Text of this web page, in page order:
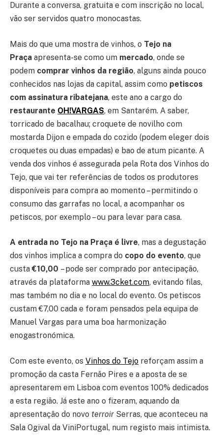
Durante a conversa, gratuita e com inscrição no local,
vão ser servidos quatro monocastas.
Mais do que uma mostra de vinhos, o Tejo na
Praça apresenta-se como um mercado, onde se
podem comprar vinhos da região, alguns ainda pouco
conhecidos nas lojas da capital, assim como petiscos
com assinatura ribatejana, este ano a cargo do
restaurante OH!VARGAS, em Santarém. A saber,
torricado de bacalhau; croquete de novilho com
mostarda Dijon e empada do cozido (podem eleger dois
croquetes ou duas empadas) e bao de atum picante. A
venda dos vinhos é assegurada pela Rota dos Vinhos do
Tejo, que vai ter referências de todos os produtores
disponíveis para compra ao momento – permitindo o
consumo das garrafas no local, a acompanhar os
petiscos, por exemplo – ou para levar para casa.
A entrada no Tejo na Praça é livre, mas a degustação
dos vinhos implica a compra do copo do evento, que
custa€10,00 – pode ser comprado por antecipação,
através da plataforma www.3cket.com, evitando filas,
mas também no dia e no local do evento. Os petiscos
custam €7,00 cada e foram pensados pela equipa de
Manuel Vargas para uma boa harmonização
enogastronómica.
Com este evento, os Vinhos do Tejo reforçam assim a
promoção da casta Fernão Pires e a aposta de se
apresentarem em Lisboa com eventos 100% dedicados
a esta região. Já este ano o fizeram, aquando da
apresentação do novo terroir Serras, que aconteceu na
Sala Ogival da ViniPortugal, num registo mais intimista.